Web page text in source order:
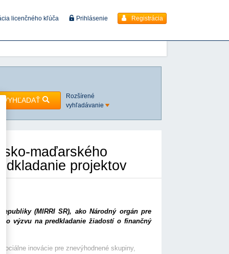
licenčného kľúča Prihlásenie Registrácia
VYHĽADAŤ
Rozšírené
vyhľadávanie
maďarského
projektov
(MIRRI SR), ako Národný orgán pre
výzvu na predkladanie žiadostí o finančný
inovácie pre znevýhodnené skupiny,